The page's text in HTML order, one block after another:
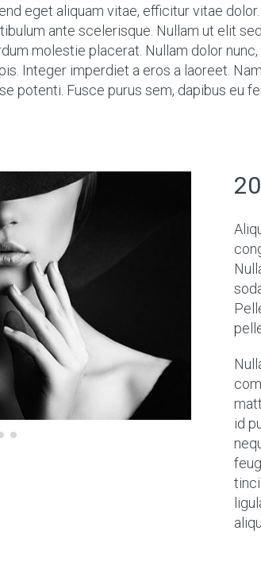
eget aliquam vitae, efficitur vitae
ante scelerisque. Nullam ut elit
molestie placerat. Nullam dolor
Integer imperdiet a eros a laoreet.
potenti. Fusce purus sem, dapibus eu
id